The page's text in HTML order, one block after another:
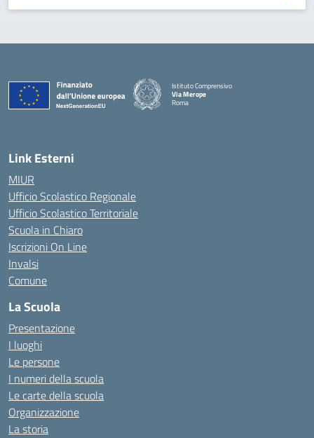
Istituto Comprensivo
Via Merope
Roma
Link Esterni
MIUR
Ufficio Scolastico Regionale
Ufficio Scolastico Territoriale
Scuola in Chiaro
Iscrizioni On Line
Invalsi
Comune
La Scuola
Presentazione
I luoghi
Le persone
I numeri della scuola
Le carte della scuola
Organizzazione
La storia